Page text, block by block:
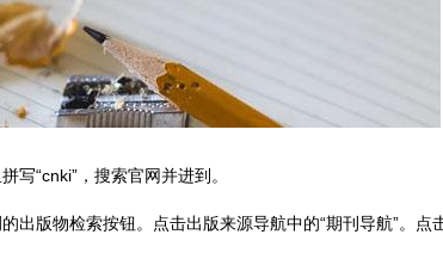
写“cnki”，搜索官网并进到。
出版物检索按钮。点击出版来源导航中的“期刊导航”。点